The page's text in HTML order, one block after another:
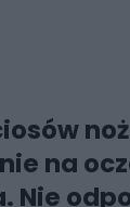
na
Nie